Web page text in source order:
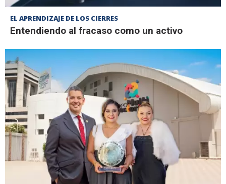
EL APRENDIZAJE DE LOS CIERRES
Entendiendo al fracaso como un activo